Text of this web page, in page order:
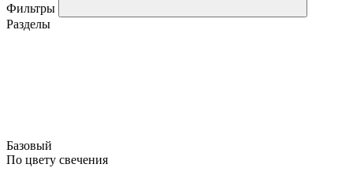
Фильтры
Разделы
Базовый
По цвету свечения